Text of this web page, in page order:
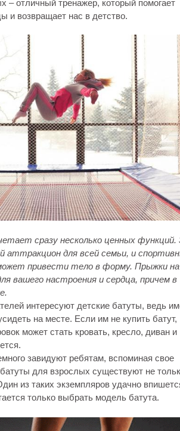
– отличный тренажер, который помогает
и возвращает нас в детство.
сразу несколько ценных
аттракцион для всей семьи, и
привести тело в форму. Прыжки на
вашего настроения и сердца, причем в
интересуют детские батуты, ведь
на месте. Если им не купить батут,
может стать кровать, кресло, диван и
завидуют ребятам, вспоминая свое
для взрослых существуют не
из таких экземпляров удачно
только выбрать модель батута.